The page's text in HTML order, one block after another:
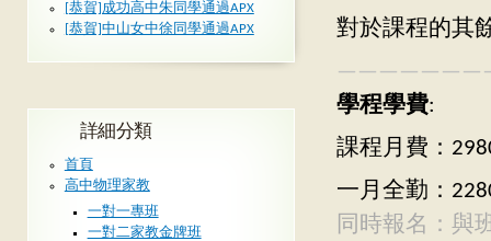
對於課程的其
學程學費:
課程月費：
一月全勤：
同時報名：與
[恭賀]成功高中朱同學通過APX
[恭賀]中山女中徐同學通過APX
詳細分類
首頁
高中物理家教
一對一專班
一對二家教金牌班